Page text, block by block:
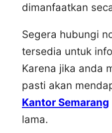
dimanfaatkan
Segera hubungi
tersedia untuk
Karena jika anda
pasti akan
Kantor Semarang
lama.